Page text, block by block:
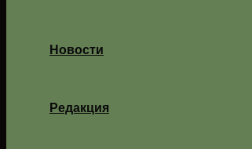
Новости
Редакция